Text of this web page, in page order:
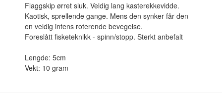
Flaggskip ørret sluk. Veldig lang kasterekkevidde.
Kaotisk, sprellende gange. Mens den synker får den
en veldig intens roterende bevegelse.
Foreslått fisketeknikk - spinn/stopp. Sterkt anbefalt
Lengde: 5cm
Vekt: 10 gram